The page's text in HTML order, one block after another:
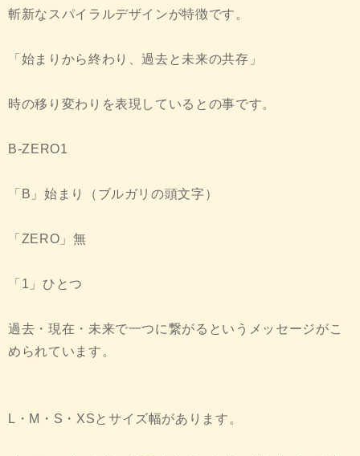
斬新なスパイラルデザインが特徴です。
「始まりから終わり、過去と未来の共存」
時の移り変わりを表現しているとの事です。
B-ZERO1
「B」始まり（ブルガリの頭文字）
「ZERO」無
「1」ひとつ
過去・現在・未来で一つに繋がるというメッセージがこ
められています。
L・M・S・XSとサイズ幅があります。